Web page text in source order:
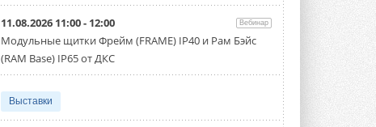
11.08.2026 11:00 - 12:00 Вебинар
Модульные щитки Фрейм (FRAME) IP40 и Рам Бэйс
(RAM Base) IP65 от ДКС
Выставки